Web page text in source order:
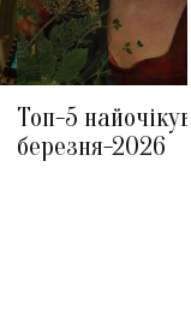
Топ-5
березня-2026